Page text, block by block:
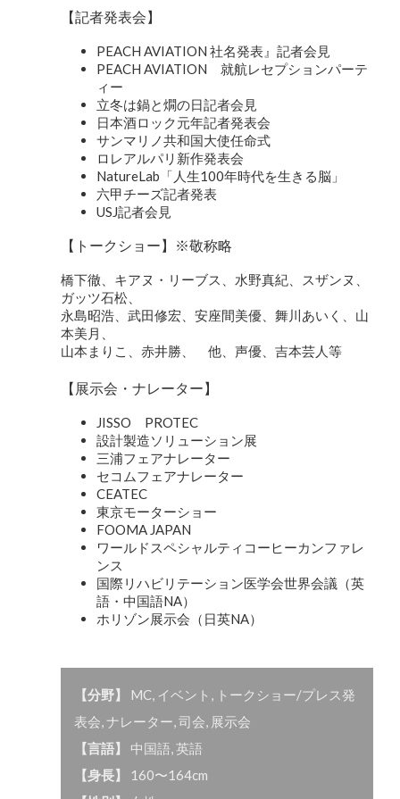
【記者発表会】
PEACH AVIATION 社名発表』記者会見
PEACH AVIATION 就航レセプションパーテ
ィー
立冬は鍋と燗の日記者会見
日本酒ロック元年記者発表会
サンマリノ共和国大使任命式
ロレアルパリ新作発表会
NatureLab「人生100年時代を生きる脳」
六甲チーズ記者発表
USJ記者会見
【トークショー】※敬称略
橋下徹、キアヌ・リーブス、水野真紀、スザンヌ、
ガッツ石松、
永島昭浩、武田修宏、安座間美優、舞川あいく、山
本美月、
山本まりこ、赤井勝、 他、声優、吉本芸人等
【展示会・ナレーター】
JISSO PROTEC
設計製造ソリューション展
三浦フェアナレーター
セコムフェアナレーター
CEATEC
東京モーターショー
FOOMA JAPAN
ワールドスペシャルティコーヒーカンファレ
ンス
国際リハビリテーション医学会世界会議（英
語・中国語NA）
ホリゾン展示会（日英NA）
【分野】 MC, イベント , トークショー/プレス発
表会,ナレーター,司会, 展示会
【言語】 中国語,英語
【身長】
160〜164cm